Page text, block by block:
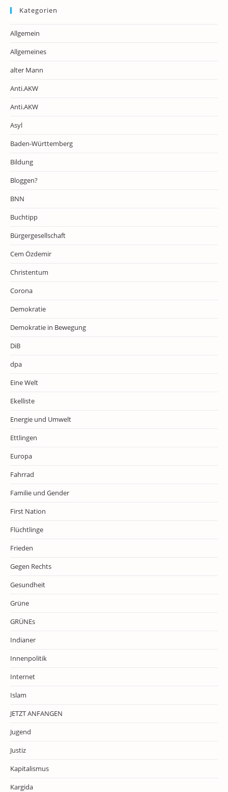
Kategorien
Allgemein
Allgemeines
alter Mann
Anti.AKW
Anti.AKW
Asyl
Baden-Württemberg
Bildung
Bloggen?
BNN
Buchtipp
Bürgergesellschaft
Cem Özdemir
Christentum
Corona
Demokratie
Demokratie in Bewegung
DiB
dpa
Eine Welt
Ekelliste
Energie und Umwelt
Ettlingen
Europa
Fahrrad
Familie und Gender
First Nation
Flüchtlinge
Frieden
Gegen Rechts
Gesundheit
Grüne
GRÜNEs
Indianer
Innenpolitik
Internet
Islam
JETZT ANFANGEN
Jugend
Justiz
Kapitalismus
Kargida